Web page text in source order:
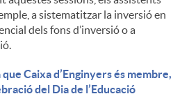
a sistematitzar la inversió en
dels fons d’inversió o a
Caixa d’Enginyers és membre,
del Dia de l’Educació